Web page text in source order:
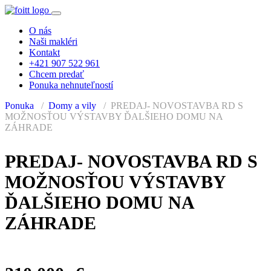
O nás
Naši makléri
Kontakt
+421 907 522 961
Chcem predať
Ponuka nehnuteľností
Ponuka
Domy a vily
PREDAJ- NOVOSTAVBA RD S
MOŽNOSŤOU VÝSTAVBY ĎALŠIEHO DOMU NA
ZÁHRADE
PREDANÉ
PREDAJ- NOVOSTAVBA RD S
MOŽNOSŤOU VÝSTAVBY
ĎALŠIEHO DOMU NA
ZÁHRADE